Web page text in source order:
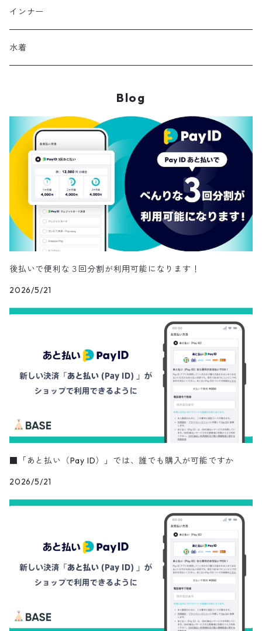
ジャンパースカート
その他
ブレスレット
帽子
スカーフ
ストール・マフラー
レッグウェア
メガネ・サングラス
ショートブーツ・ブーティ
ロングブーツ
ローファー
その他
ハンドバッグ
リュック
かごバッグ
その他
インナー
水着
Blog
後払いで便利な３回分割が利用可能になります！
2026/5/21
■「あと払い（Pay ID）」では、誰でも購入が可能ですか
2026/5/21